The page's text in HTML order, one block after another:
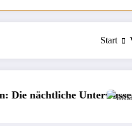
Start
Unterwasserwelt
Börse: